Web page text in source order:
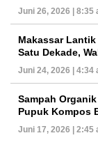
Juni 26, 2026 | 8:35
Makassar
Satu Dekade,
Juni 24, 2026 | 4:34
Sampah
Pupuk Kompos
Juni 17, 2026 | 2:45